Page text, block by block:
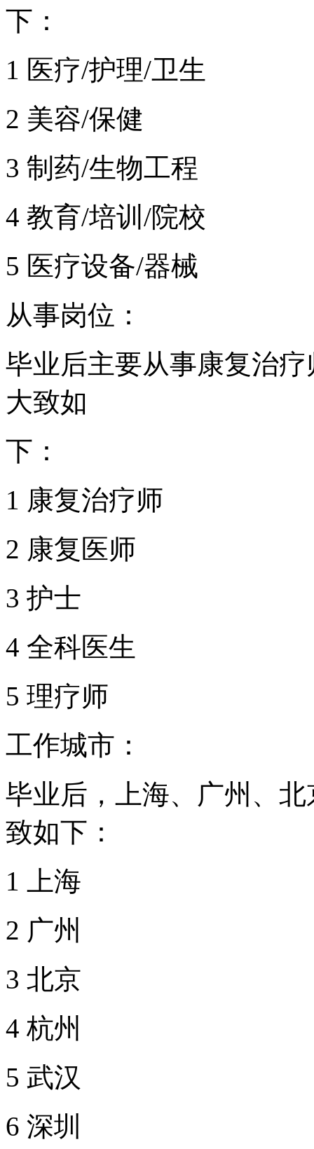
下：
1 医疗/护理/卫生
2 美容/保健
3 制药/生物工程
4 教育/培训/院校
5 医疗设备/器械
从事岗位：
毕业后主要从事康复治
大致如
下：
1 康复治疗师
2 康复医师
3 护士
4 全科医生
5 理疗师
工作城市：
毕业后，上海、广州、
致如下：
1 上海
2 广州
3 北京
4 杭州
5 武汉
6 深圳